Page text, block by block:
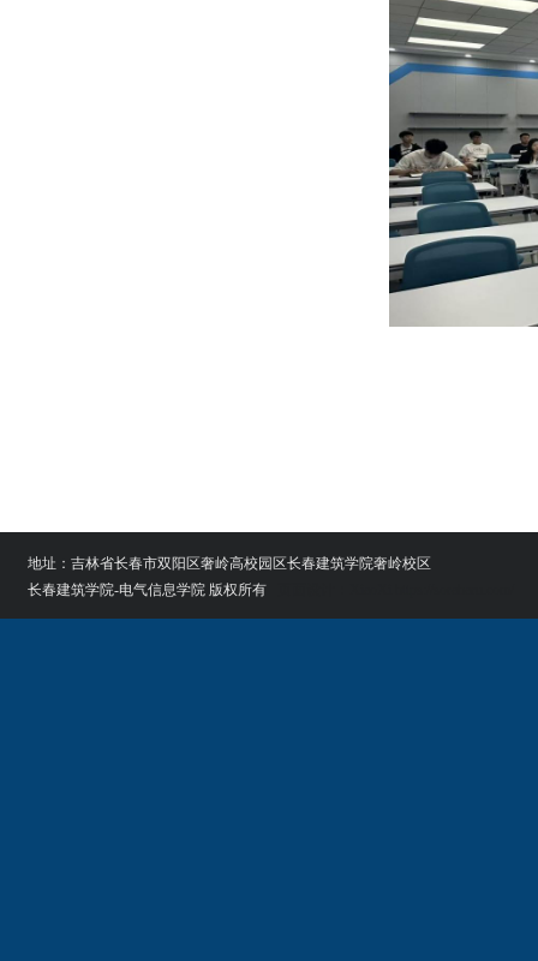
地址：吉林省长春市双阳区奢岭高校园区长春建筑学院奢岭校区
长春建筑学院-电气信息学院 版权所有